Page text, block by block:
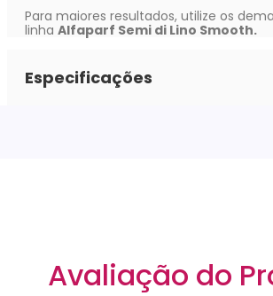
Para maiores resultados, utilize os
linha Alfaparf Semi di Lino Smooth.
Especificações
Avaliação do